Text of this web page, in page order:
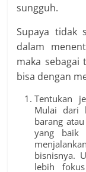
sungguh.
Supaya tidak
dalam
maka sebagai
bisa dengan
Tentukan
Mulai dari
barang
yang baik
bisnisnya.
lebih